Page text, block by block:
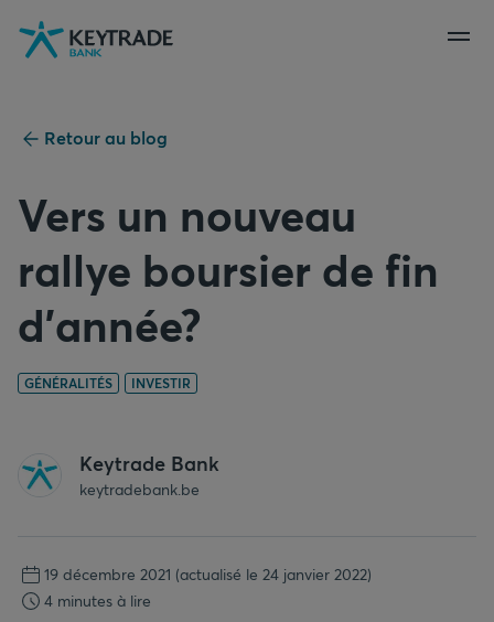
Aller
Aller
Aller
au
Retour au blog
Vers un nouveau
rallye boursier de fin
d’année?
GÉNÉRALITÉS INVESTIR
Keytrade Bank
keytradebank.be
19 décembre 2021 (actualisé le 24 janvier 2022)
4 minutes à lire